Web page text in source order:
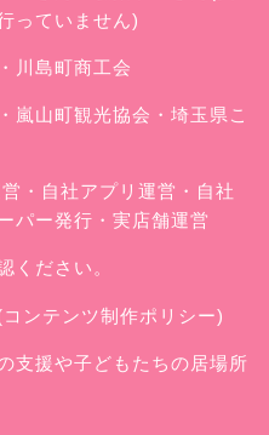
っていません)
川島町商工会
嵐山町観光協会・埼玉県こ
・自社アプリ運営・自社
パー発行・実店舗運営
ください。
ンテンツ制作ポリシー)
支援や子どもたちの居場所